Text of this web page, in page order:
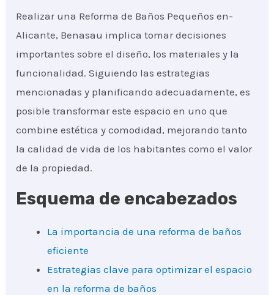
Realizar una Reforma de Baños Pequeños en-
Alicante, Benasau implica tomar decisiones
importantes sobre el diseño, los materiales y la
funcionalidad. Siguiendo las estrategias
mencionadas y planificando adecuadamente, es
posible transformar este espacio en uno que
combine estética y comodidad, mejorando tanto
la calidad de vida de los habitantes como el valor
de la propiedad.
Esquema de encabezados
La importancia de una reforma de baños
eficiente
Estrategias clave para optimizar el espacio
en la reforma de baños